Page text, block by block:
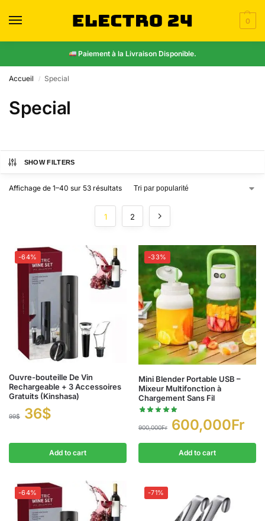
0
Paiement à la Livraison Disponible.
Accueil / Special
Special
SHOW FILTERS
Affichage de 1–40 sur 53 résultats
1 2
-64%
Ouvre-bouteille De Vin
Rechargeable + 3 Accessoires
Gratuits (Kinshasa)
99$ 36$
Add to cart
-33%
Mini Blender Portable USB –
Mixeur Multifonction à
Chargement Sans Fil
900,000Fr 600,000Fr
Add to cart
-64% -71%